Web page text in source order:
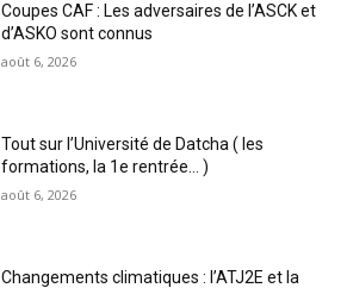
Coupes CAF : Les adversaires de l’ASCK et
d’ASKO sont connus
août 6, 2026
Tout sur l’Université de Datcha ( les
formations, la 1e rentrée… )
août 6, 2026
Changements climatiques : l’ATJ2E et la